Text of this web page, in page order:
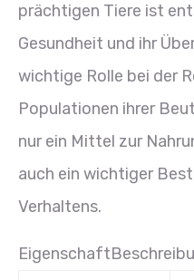
prächtigen Tiere ist
Gesundheit und ihr
wichtige Rolle bei der
Populationen ihrer
nur ein Mittel zur
auch ein wichtiger
Verhaltens.